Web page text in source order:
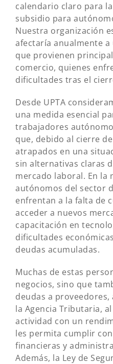
calendario claro para
subsidio para
Nuestra organización
afectaría anualmente a
que provienen
comercio, quienes
dificultades tras el
Desde UPTA
una medida esencial
trabajadores
que, debido al cierre
atrapados en una
sin alternativas claras
mercado laboral. En la
autónomos del sector
enfrentan a la falta de
acceder a nuevos
capacitación en
dificultades
deudas acumuladas.
Muchas de estas
negocios, sino que
deudas a proveedores,
la Agencia Tributaria,
actividad con un
les permita cumplir
financieras y
Además, la Ley de